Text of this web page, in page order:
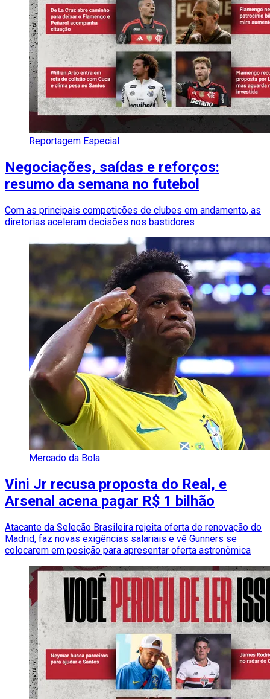
Reportagem Especial
Negociações, saídas e reforços:
resumo da semana no futebol
Com as principais competições de clubes em andamento, as
diretorias aceleram decisões nos bastidores
Mercado da Bola
Vini Jr recusa proposta do Real, e
Arsenal acena pagar R$ 1 bilhão
Atacante da Seleção Brasileira rejeita oferta de renovação do
Madrid, faz novas exigências salariais e vê Gunners se
colocarem em posição para apresentar oferta astronômica